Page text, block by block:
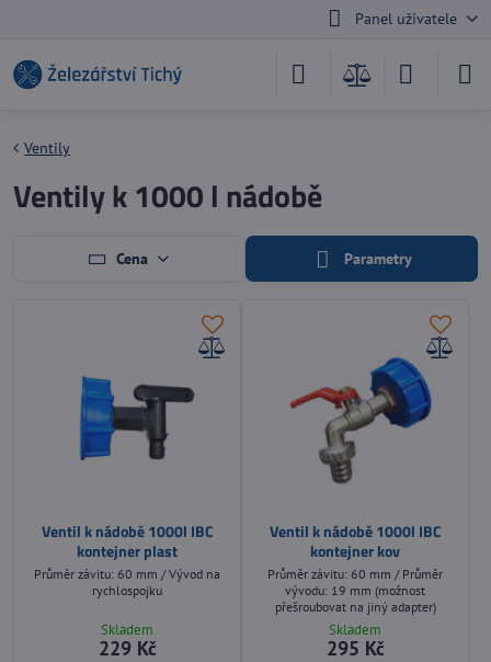
Panel uživatele
Ventily
Ventily k 1000 l nádobě
Cena Parametry
Ventil k nádobě 1000l IBC
kontejner plast
Průměr závitu: 60 mm / Vývod na
rychlospojku
Skladem
229 Kč
Ventil k nádobě 1000l IBC
kontejner kov
Průměr závitu: 60 mm / Průměr
vývodu: 19 mm (možnost
přešroubovat na jiný adapter)
Skladem
295 Kč